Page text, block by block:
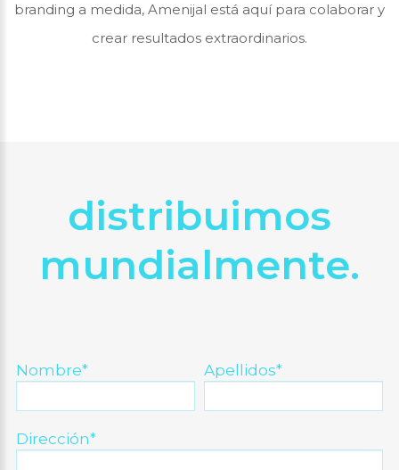
branding a medida, Amenijal está aquí para colaborar y
crear resultados extraordinarios.
distribuimos
mundialmente.
Nombre* Apellidos*
Dirección*